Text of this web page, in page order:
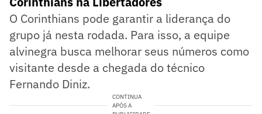
O Corinthians pode garantir a liderança do
grupo já nesta rodada. Para isso, a equipe
alvinegra busca melhorar seus números como
visitante desde a chegada do técnico
Fernando Diniz.
CONTINUA
APÓS A